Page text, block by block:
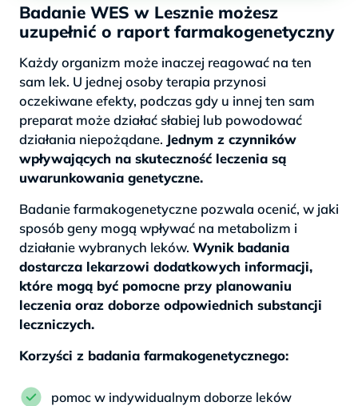
Badanie WES w Lesznie możesz
uzupełnić o raport farmakogenetyczny
Każdy organizm może inaczej reagować na ten
sam lek. U jednej osoby terapia przynosi
oczekiwane efekty, podczas gdy u innej ten sam
preparat może działać słabiej lub powodować
działania niepożądane. Jednym z czynników
wpływających na skuteczność leczenia są
uwarunkowania genetyczne.
Badanie farmakogenetyczne pozwala ocenić, w jaki
sposób geny mogą wpływać na metabolizm i
działanie wybranych leków. Wynik badania
dostarcza lekarzowi dodatkowych informacji,
które mogą być pomocne przy planowaniu
leczenia oraz doborze odpowiednich substancji
leczniczych.
Korzyści z badania farmakogenetycznego:
pomoc w indywidualnym doborze leków